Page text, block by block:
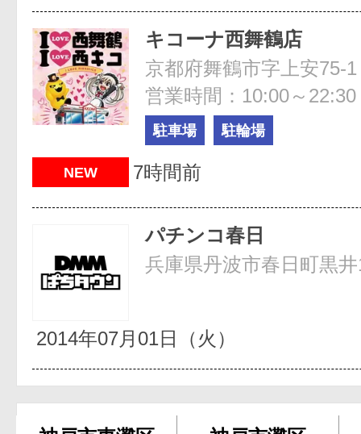
キコーナ西舞鶴店
京都府舞鶴市字上安75-1
営業時間：10:00～22:30
駐車場 駐輪場
NEW 7時間前
パチンコ春日
兵庫県丹波市春日町黒
2014年07月01日（火）